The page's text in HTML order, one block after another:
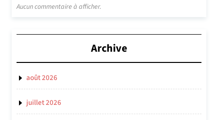
Aucun commentaire à afficher.
Archive
août 2026
juillet 2026